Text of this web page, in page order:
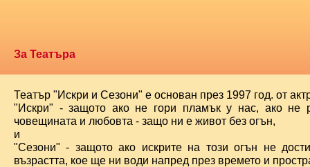
За Театъра
Театър "Искри и Сезони" е основан през 1997 год. от
"Искри" - защото ако не гори пламък у нас, ако не
човещината и любовта - защо ни е живот без огън,
и
"Сезони" - защото ако искрите на този огън не
възрастта, кое ще ни води напред през времето и